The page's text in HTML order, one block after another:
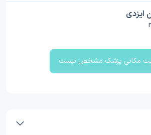
ایزدی
مکانی پزشک مشخص نیست